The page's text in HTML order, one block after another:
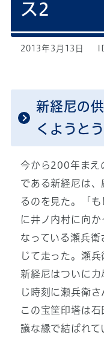
ス2
2013年3月13日
新経尼の
くようとう
今から200年まえ
である新経尼は
るのを見た。「
に井ノ内村に向
なっている瀬兵
じて走った。瀬
新経尼はついに力
じ時刻に瀬兵衛さ
この宝筐印塔は
議な縁で結ばれて